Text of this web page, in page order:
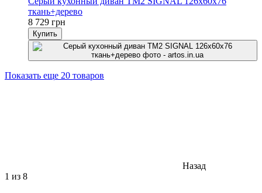
ткань+дерево
8 729 грн
Купить
Показать еще 20 товаров
Назад
1 из 8